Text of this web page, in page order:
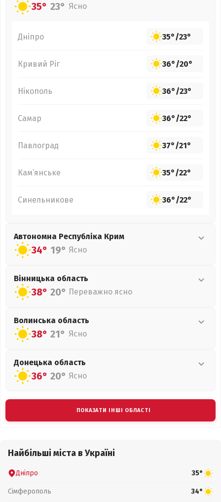
35° 23° Ясно
Дніпро 35°/23°
Кривий Ріг 36°/20°
Нікополь 36°/23°
Самар 36°/22°
Павлоград 37°/21°
Кам’янське 35°/22°
Синельникове 36°/22°
Автономна Республіка Крим
34° 19° Ясно
Вінницька область
38° 20° Переважно ясно
Волинська область
38° 21° Ясно
Донецька область
36° 20° Ясно
ПОКАЗАТИ ІНШІ ОБЛАСТІ
Найбільші міста в Україні
Дніпро 35°
Сімферополь 34°